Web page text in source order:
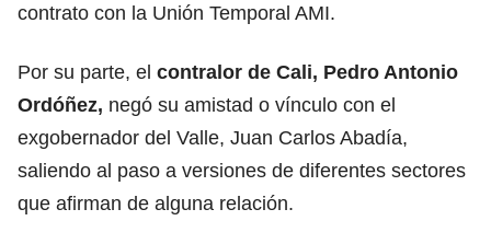
contrato con la Unión Temporal AMI.
Por su parte, el contralor de Cali, Pedro Antonio
Ordóñez, negó su amistad o vínculo con el
exgobernador del Valle, Juan Carlos Abadía,
saliendo al paso a versiones de diferentes sectores
que afirman de alguna relación.